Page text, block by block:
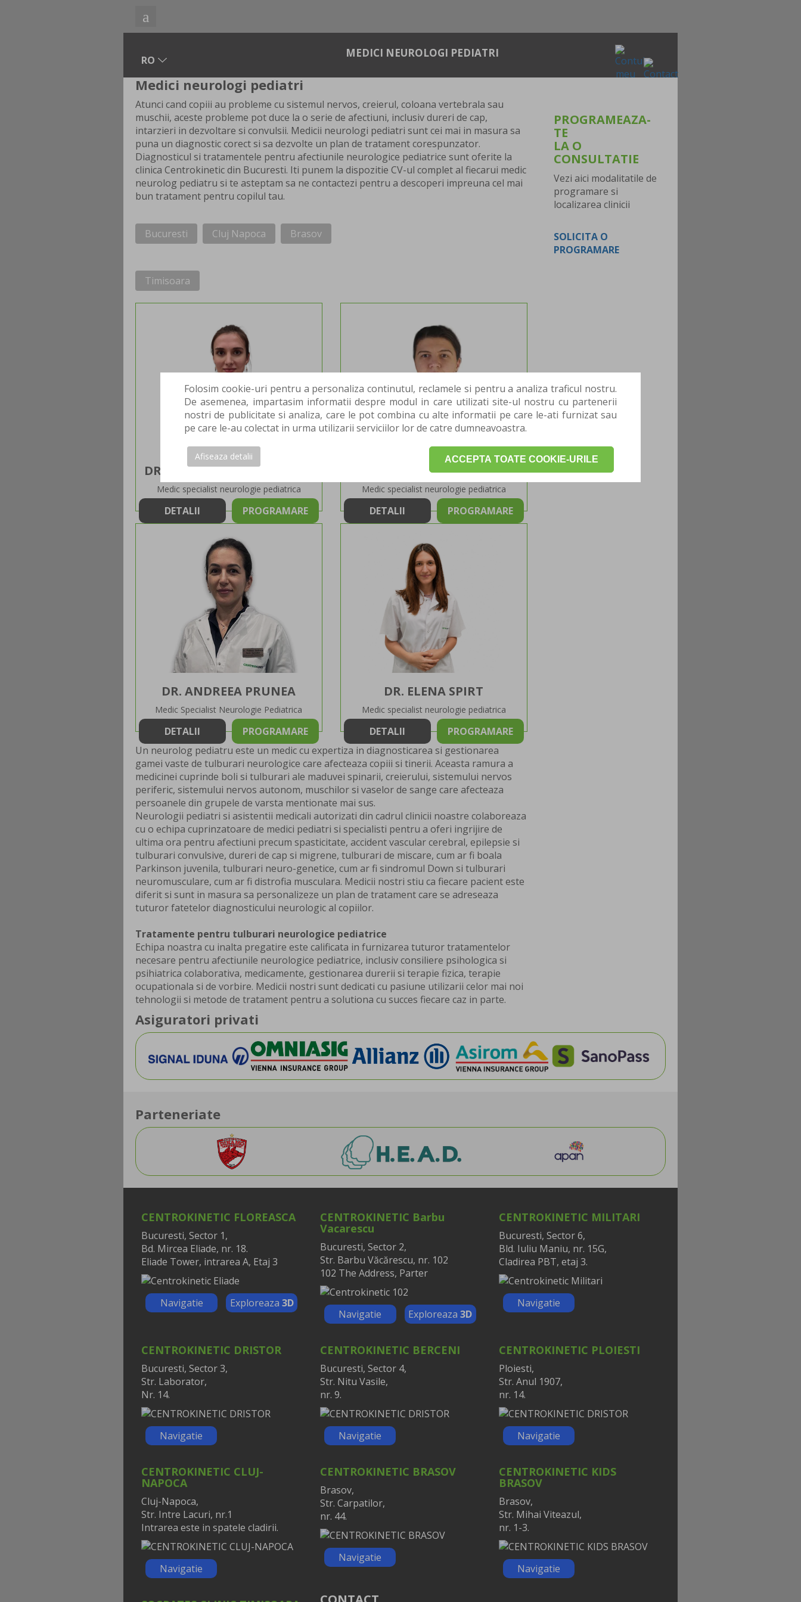
Folosim cookie-uri pentru a personaliza continutul, reclamele si pentru a analiza traficul nostru.
De asemenea, impartasim informatii despre modul in care utilizati site-ul nostru cu partenerii
nostri de publicitate si analiza, care le pot combina cu alte informatii pe care le-ati furnizat sau
pe care le-au colectat in urma utilizarii serviciilor lor de catre dumneavoastra.
ACCEPTA TOATE COOKIE-URILE
Afiseaza detalii
MEDICI NEUROLOGI PEDIATRI
Medici neurologi pediatri
Atunci cand copiii au probleme cu sistemul nervos, creierul, coloana vertebrala sau
muschii, aceste probleme pot duce la o serie de afectiuni, inclusiv dureri de cap,
intarzieri in dezvoltare si convulsii. Medicii neurologi pediatri sunt cei mai in masura sa
puna un diagnostic corect si sa dezvolte un plan de tratament corespunzator.
Diagnosticul si tratamentele pentru afectiunile neurologice pediatrice sunt oferite la
clinica Centrokinetic din Bucuresti. Iti punem la dispozitie CV-ul complet al fiecarui medic
neurolog pediatru si te asteptam sa ne contactezi pentru a descoperi impreuna cel mai
bun tratament pentru copilul tau.
Bucuresti Cluj Napoca Brasov
Timisoara
DR. RUXANDRA AURSULESEI
Medic specialist neurologie pediatrica
DETALII PROGRAMARE
DR. CRISTINA ANGHELESCU
Medic specialist neurologie pediatrica
DETALII PROGRAMARE
DR. ANDREEA PRUNEA
Medic Specialist Neurologie Pediatrica
DETALII PROGRAMARE
DR. ELENA SPIRT
Medic specialist neurologie pediatrica
DETALII
PROGRAMARE
Un neurolog pediatru este un medic cu expertiza in diagnosticarea si gestionarea
gamei vaste de tulburari neurologice care afecteaza copiii si tinerii. Aceasta ramura a
medicinei cuprinde boli si tulburari ale maduvei spinarii, creierului, sistemului nervos
periferic, sistemului nervos autonom, muschilor si vaselor de sange care afecteaza
persoanele din grupele de varsta mentionate mai sus.
Neurologii pediatri si asistentii medicali autorizati din cadrul clinicii noastre colaboreaza
cu o echipa cuprinzatoare de medici pediatri si specialisti pentru a oferi ingrijire de
ultima ora pentru afectiuni precum spasticitate, accident vascular cerebral, epilepsie si
tulburari convulsive, dureri de cap si migrene, tulburari de miscare, cum ar fi boala
Parkinson juvenila, tulburari neuro-genetice, cum ar fi sindromul Down si tulburari
neuromusculare, cum ar fi distrofia musculara. Medicii nostri stiu ca fiecare pacient este
diferit si sunt in masura sa personalizeze un plan de tratament care se adreseaza
tuturor fatetelor diagnosticului neurologic al copiilor.
Tratamente pentru tulburari neurologice pediatrice
Echipa noastra cu inalta pregatire este calificata in furnizarea tuturor tratamentelor
necesare pentru afectiunile neurologice pediatrice, inclusiv consiliere psihologica si
psihiatrica colaborativa, medicamente, gestionarea durerii si terapie fizica, terapie
ocupationala si de vorbire. Medicii nostri sunt dedicati cu pasiune utilizarii celor mai noi
tehnologii si metode de tratament pentru a solutiona cu succes fiecare caz in parte.
PROGRAMEAZA-
TE
LA O
CONSULTATIE
Vezi aici modalitatile de
programare si
localizarea clinicii
SOLICITA O
PROGRAMARE
Asiguratori privati
Parteneriate
CENTROKINETIC FLOREASCA
Bucuresti, Sector 1,
Bd. Mircea Eliade, nr. 18.
Eliade Tower, intrarea A, Etaj 3
Navigatie Exploreaza 3D
CENTROKINETIC Barbu
Vacarescu
Bucuresti, Sector 2,
Str. Barbu Văcărescu, nr. 102
102 The Address, Parter
Navigatie Exploreaza3D
CENTROKINETIC MILITARI
Bucuresti, Sector 6,
Bld. Iuliu Maniu, nr. 15G,
Cladirea PBT, etaj 3.
Navigatie
CENTROKINETIC DRISTOR
Bucuresti, Sector 3,
Str. Laborator,
Nr. 14.
Navigatie
CENTROKINETIC BERCENI
Bucuresti, Sector 4,
Str. Nitu Vasile,
nr. 9.
Navigatie
CENTROKINETIC PLOIESTI
Ploiesti,
Str. Anul 1907,
nr. 14.
Navigatie
CENTROKINETIC CLUJ-
NAPOCA
Cluj-Napoca,
Str. Intre Lacuri, nr.1
Intrarea este in spatele cladirii.
Navigatie
CENTROKINETIC BRASOV
Brasov,
Str. Carpatilor,
nr. 44.
Navigatie
CENTROKINETIC KIDS
BRASOV
Brasov,
Str. Mihai Viteazul,
nr. 1-3.
Navigatie